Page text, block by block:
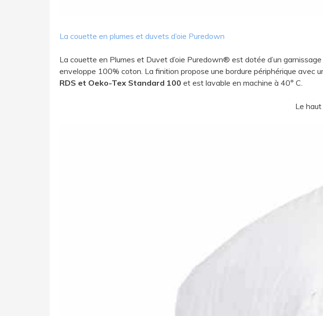
L​a couette en plumes et duvets d’oie Puredown
La couette en Plumes et Duvet d’oie Puredown® est dotée d’un
enveloppe 100% coton. La finition propose une bordure périphérique avec
RDS et Oeko-Tex Standard 100 et est lavable en machine à 40° C.
Le